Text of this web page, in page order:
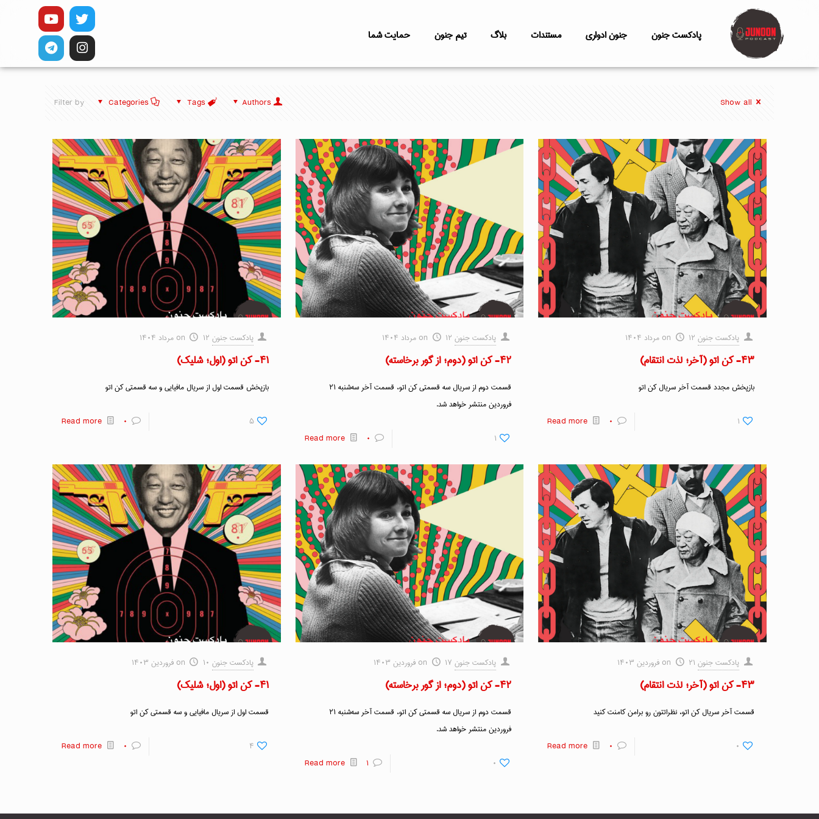
پادکست جنون جنون ادواری مستندات بلاگ تیم جنون حمایت شما
Filter by Categories Tags Authors Show all
پادکست جنون on ۱۲ مرداد ۱۴۰۴
۴۳- کن اتو (آخر؛ لذت انتقام)
بازپخش مجدد قسمت آخر سریال کن اتو
۱ ۰ Read more
پادکست جنون on ۱۲ مرداد ۱۴۰۴
۴۲- کن اتو (دوم؛ از گور برخاسته)
قسمت دوم از سریال سه قسمتی کن اتو، قسمت آخر سه‌شنبه ۲۱
فروردین منتشر خواهد شد.
۱ ۰ Read more
پادکست جنون on ۱۲ مرداد ۱۴۰۴
۴۱- کن اتو (اول؛ شلیک)
بازپخش قسمت اول از سریال مافیایی و سه قسمتی کن اتو
۵ ۰ Read more
پادکست جنون on ۲۱ فروردین ۱۴۰۳
۴۳- کن اتو (آخر؛ لذت انتقام)
قسمت آخر سریال کن اتو، نظراتتون رو برامن کامنت کنید
۰ ۰ Read more
پادکست جنون on ۱۷ فروردین ۱۴۰۳
۴۲- کن اتو (دوم؛ از گور برخاسته)
قسمت دوم از سریال سه قسمتی کن اتو، قسمت آخر سه‌شنبه ۲۱
فروردین منتشر خواهد شد.
۰ ۱ Read more
پادکست جنون on ۱۰ فروردین ۱۴۰۳
۴۱- کن اتو (اول؛ شلیک)
قسمت اول از سریال مافیایی و سه قسمتی کن اتو
۴ ۰ Read more